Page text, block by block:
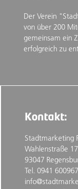
Der Verein
von über 200
gemeinsam ein
erfolgreich zu
Kontakt:
Stadtmarketing
Wahlenstraße 17
93047
Tel. 0941